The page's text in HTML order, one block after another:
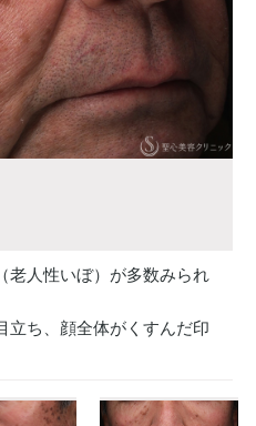
老人性いぼ）が多数みられ
立ち、顔全体がくすんだ印